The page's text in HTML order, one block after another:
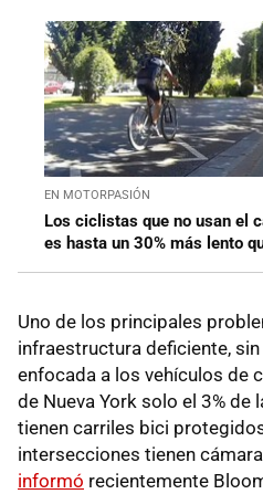
EN MOTORPASIÓN
Los ciclistas que no usan el
es hasta un 30% más lento
Uno de los principales
infraestructura deficiente,
enfocada a los vehículos de
de Nueva York solo el 3% de
tienen carriles bici
intersecciones tienen
informó recientemente